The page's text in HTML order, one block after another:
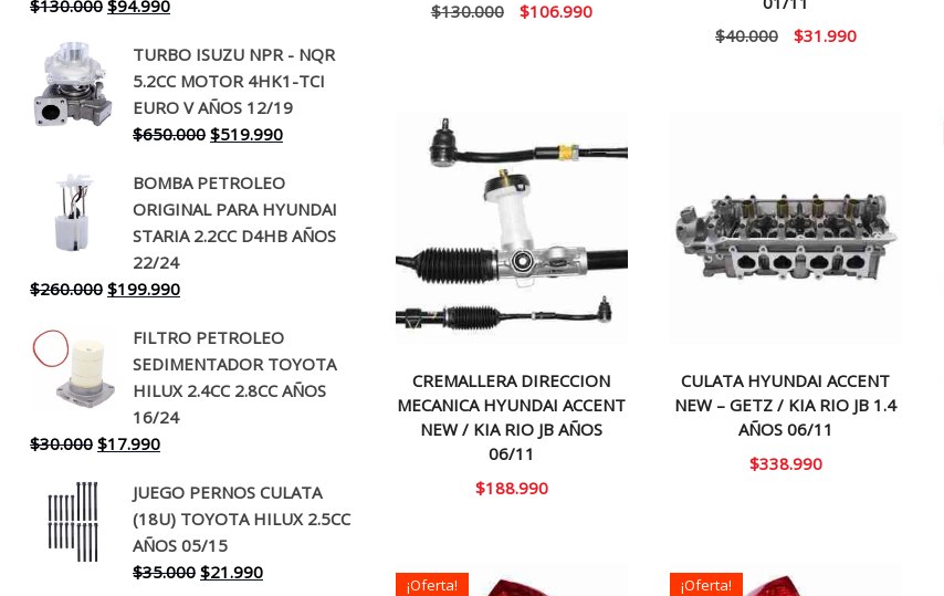
$130.000 El
original
era:
$130.000.
$94.990El
actual
es:
$94.990.
TURBO ISUZU NPR - NQR
5.2CC MOTOR 4HK1-TCI
EURO V AÑOS 12/19
$650.000 El
original
era:
$650.000.
$519.990El
actual
es:
$519.990.
BOMBA PETROLEO
ORIGINAL PARA HYUNDAI
STARIA 2.2CC D4HB AÑOS
22/24
$260.000 El
original
era:
$260.000.
$199.990El
actual
es:
$199.990.
FILTRO PETROLEO
SEDIMENTADOR TOYOTA
HILUX 2.4CC 2.8CC AÑOS
16/24
$30.000 El
original
era:
$30.000.
$17.990El
actual
es:
$17.990.
JUEGO PERNOS CULATA
(18U) TOYOTA HILUX 2.5CC
AÑOS 05/15
$35.000 El
$21.990El
$130.000
El
$106.990El
$40.000
El
$31.990El
CREMALLERA DIRECCION
MECANICA HYUNDAI ACCENT
NEW / KIA RIO JB AÑOS
06/11
$188.990
CULATA HYUNDAI ACCENT
NEW – GETZ / KIA RIO JB 1.4
AÑOS 06/11
$338.990
¡Oferta! ¡Oferta!